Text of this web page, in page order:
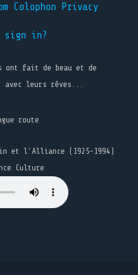
Colophon Privacy
sign in?
ont fait de beau et de
leurs rêves...
route
et l’Alliance (1925-1994)
Culture